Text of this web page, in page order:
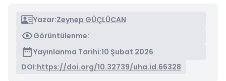
Yazar:Zeynep GÜÇLÜCAN
Görüntülenme:
Yayınlanma Tarihi:10 Şubat 2026
DOI:https://doi.org/10.32739/uha.id.66328